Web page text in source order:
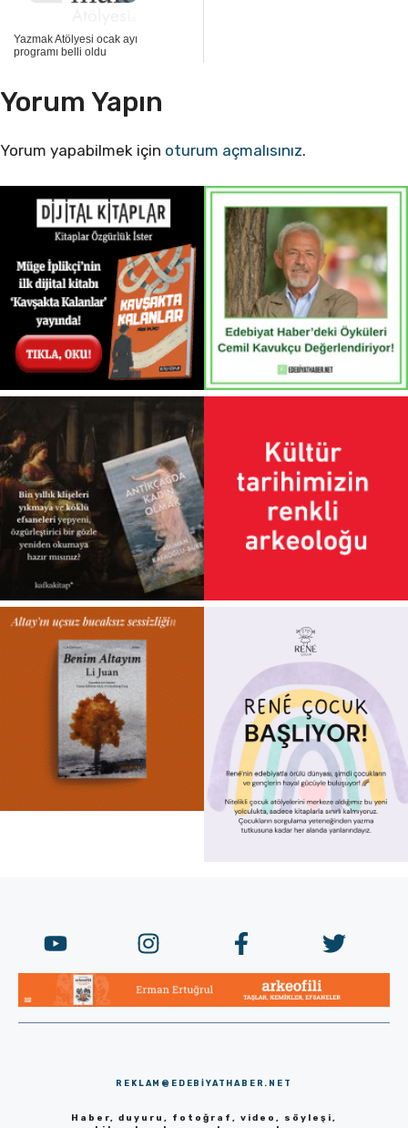
Yazmak Atölyesi ocak ayı
programı belli oldu
Yorum Yapın
Yorum yapabilmek için oturum açmalısınız.
REKLAM@EDEBIYATHABER.NET
Haber, duyuru, fotoğraf, video, söyleşi,